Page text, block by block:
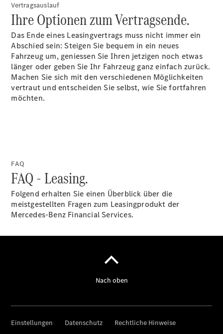
Servicetermin
buchen
Unternehmen
Ansprechpartner
Stellen
Öffnungszeiten
Kontaktformular
Vertragsauslauf
Ihre Optionen zum Vertragsende.
Das Ende eines Leasingvertrags muss nicht immer ein
Abschied sein: Steigen Sie bequem in ein neues
Fahrzeug um, geniessen Sie Ihren jetzigen noch etwas
länger oder geben Sie Ihr Fahrzeug ganz einfach zurück.
Machen Sie sich mit den verschiedenen Möglichkeiten
vertraut und entscheiden Sie selbst, wie Sie fortfahren
möchten.
FAQ
FAQ - Leasing.
Folgend erhalten Sie einen Überblick über die
meistgestellten Fragen zum Leasingprodukt der
Mercedes-Benz Financial Services.